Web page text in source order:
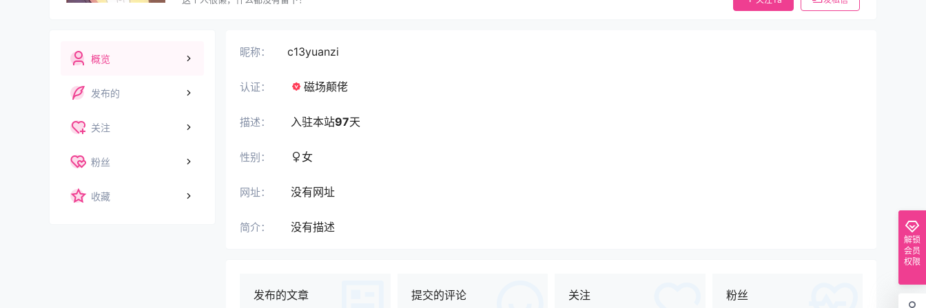
概览
发布的
关注
粉丝
收藏
昵称： c13yuanzi
认证： 磁场颠佬
描述： 入驻本站97天
性别： 女
网址： 没有网址
简介： 没有描述
发布的文章 提交的评论 关注 粉丝
解锁
会员
权限